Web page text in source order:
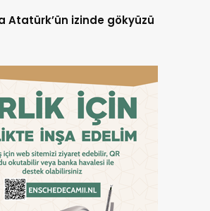
Atatürk’ün izinde gökyüzü